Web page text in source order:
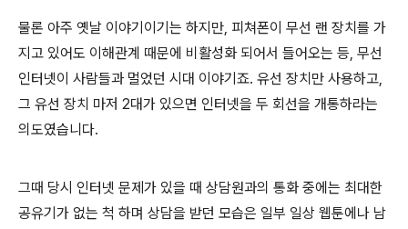
물론 아주 옛날 이야기이기는 하지만, 피쳐폰이 무선 랜 장치를 가
지고 있어도 이해관계 때문에 비활성화 되어서 들어오는 등, 무선
인터넷이 사람들과 멀었던 시대 이야기죠. 유선 장치만 사용하고,
그 유선 장치 마저 2대가 있으면 인터넷을 두 회선을 개통하라는
의도였습니다.
그때 당시 인터넷 문제가 있을 때 상담원과의 통화 중에는 최대한
공유기가 없는 척 하며 상담을 받던 모습은 일부 일상 웹툰에나 남